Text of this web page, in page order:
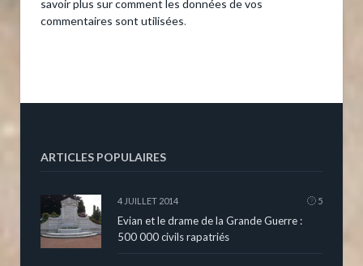
savoir plus sur comment les données de vos
commentaires sont utilisées.
ARTICLES POPULAIRES
4 JUILLET 2014 5
Evian et le drame de la Grande Guerre :
500 000 civils rapatriés